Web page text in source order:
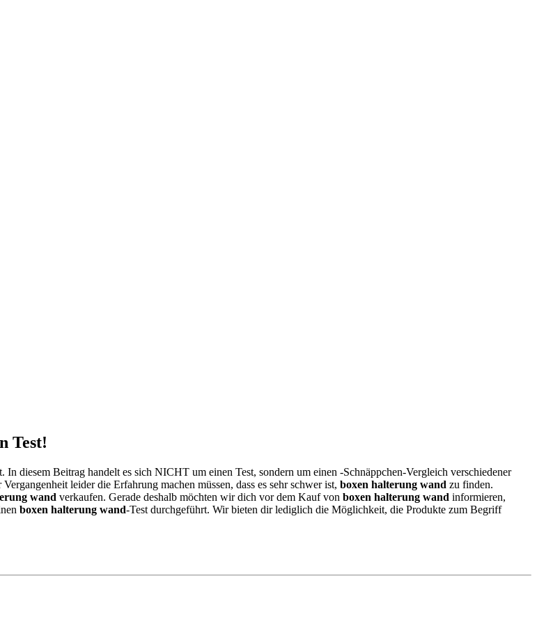
Test!
In diesem Beitrag handelt es sich NICHT um einen Test, sondern um einen -Schnäppchen-Vergleich verschiedener
leider die Erfahrung machen müssen, dass es sehr schwer ist, boxen halterung wand zu finden.
wand verkaufen. Gerade deshalb möchten wir dich vor dem Kauf von boxen halterung wand informieren,
boxen halterung wand-Test durchgeführt. Wir bieten dir lediglich die Möglichkeit, die Produkte zum Begriff